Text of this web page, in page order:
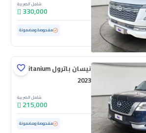
شامل الضريبة
330,000
ممشى قليل مفحوصة ومضمونة
نيسان باترول Titanium
2023
شامل الضريبة
215,000
مفحوصة ومضمونة